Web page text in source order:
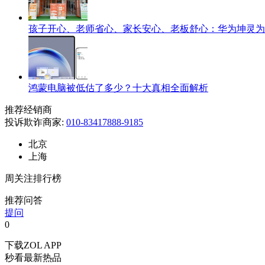
孩子开心、老师省心、家长安心、老板舒心：华为坤灵
鸿蒙电脑被低估了多少？十大真相全面解析
推荐经销商
投诉欺诈商家: 010-83417888-9185
北京
上海
周关注排行榜
推荐问答
提问
0
下载ZOL APP
秒看最新热品